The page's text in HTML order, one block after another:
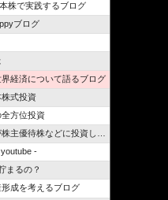
株で実践するブログ
ブログ
経済について語るブログ
株式投資
全方位投資
待株などに投資してみました
-
まるの？
成を考えるブログ